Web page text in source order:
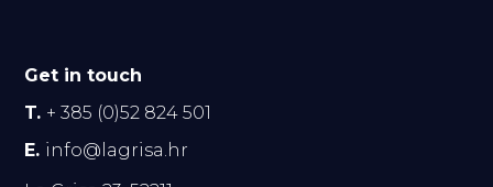
Get in touch
T. + 385 (0)52 824 501
E. info@lagrisa.hr